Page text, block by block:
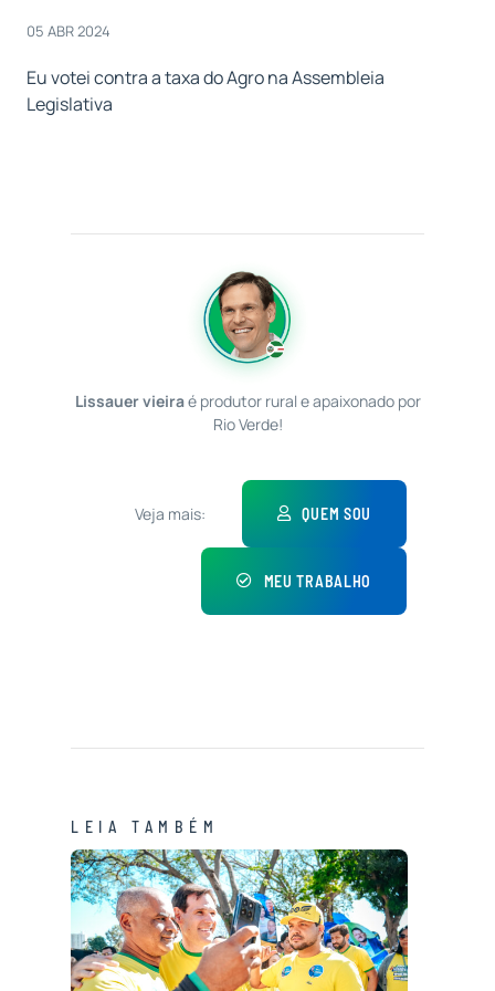
05 ABR 2024
Eu votei contra a taxa do Agro na Assembleia
Legislativa
Lissauer vieiraé produtor rural e apaixonado por
Rio Verde!
Veja mais: QUEM SOU
MEU TRABALHO
LEIA TAMBÉM